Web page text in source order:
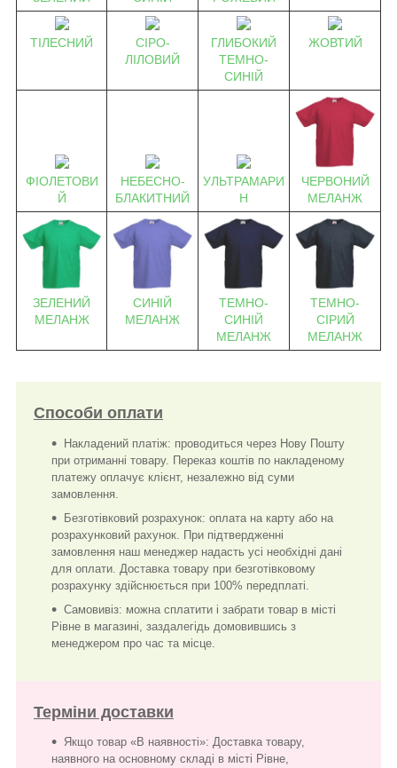
ТІЛЕСНИЙ
СІРО-
ЛІЛОВИЙ
ГЛИБОКИЙ
ТЕМНО-
СИНІЙ
ЖОВТИЙ
ФІОЛЕТОВИ
Й
НЕБЕСНО-
БЛАКИТНИЙ
УЛЬТРАМАРИ
Н
ЧЕРВОНИЙ
МЕЛАНЖ
ЗЕЛЕНИЙ
МЕЛАНЖ
СИНІЙ
МЕЛАНЖ
ТЕМНО-
СИНІЙ
МЕЛАНЖ
ТЕМНО-
СІРИЙ
МЕЛАНЖ
Способи оплати
Накладений платіж: проводиться через Нову Пошту
при отриманні товару. Переказ коштів по накладеному
платежу оплачує клієнт, незалежно від суми
замовлення.
Безготівковий розрахунок: оплата на карту або на
розрахунковий рахунок. При підтвердженні
замовлення наш менеджер надасть усі необхідні дані
для оплати. Доставка товару при безготівковому
розрахунку здійснюється при 100% передплаті.
Самовивіз: можна сплатити і забрати товар в місті
Рівне в магазині, заздалегідь домовившись з
менеджером про час та місце.
Терміни доставки
Якщо товар «В наявності»: Доставка товару,
наявного на основному складі в місті Рівне,